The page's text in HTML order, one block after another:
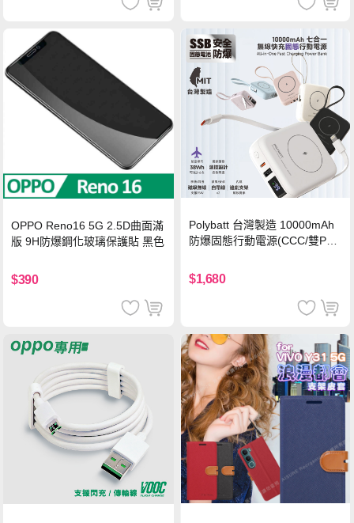
OPPO Reno16 5G 2.5D曲面滿
版 9H防爆鋼化玻璃保護貼 黑色
$390
Polybatt 台灣製造 10000mAh
防爆固態行動電源(CCC/雙PD
$1,680